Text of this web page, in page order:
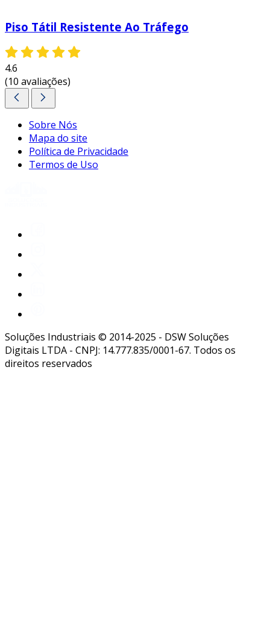
Piso Tátil Resistente Ao Tráfego
4.6
(10 avaliações)
Sobre Nós
Mapa do site
Política de Privacidade
Termos de Uso
Soluções Industriais © 2014-2025 - DSW Soluções
Digitais LTDA - CNPJ: 14.777.835/0001-67. Todos os
direitos reservados